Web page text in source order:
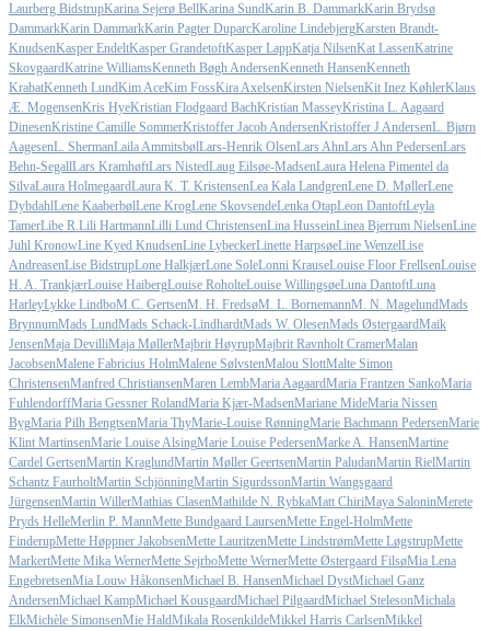
Laurberg BidstrupKarina Sejerø BellKarina SundKarin B. DammarkKarin Brydsø
DammarkKarin DammarkKarin Pagter DuparcKaroline LindebjergKarsten Brandt-
KnudsenKasper EndeltKasper GrandetoftKasper LappKatja NilsenKat LassenKatrine
SkovgaardKatrine WilliamsKenneth Bøgh AndersenKenneth HansenKenneth
KrabatKenneth LundKim AceKim FossKira AxelsenKirsten NielsenKit Inez KøhlerKlaus
Æ. MogensenKris HyeKristian Flodgaard BachKristian MasseyKristina L. Aagaard
DinesenKristine Camille SommerKristoffer Jacob AndersenKristoffer J AndersenL. Bjørn
AagesenL. ShermanLaila AmmitsbølLars-Henrik OlsenLars AhnLars Ahn PedersenLars
Behn-SegallLars KramhøftLars NistedLaug Eilsøe-MadsenLaura Helena Pimentel da
SilvaLaura HolmegaardLaura K. T. KristensenLea Kala LandgrenLene D. MøllerLene
DybdahlLene KaaberbølLene KrogLene SkovsendeLenka OtapLeon DantoftLeyla
TamerLibe R.Lili HartmannLilli Lund ChristensenLina HusseinLinea Bjerrum NielsenLine
Juhl KronowLine Kyed KnudsenLine LybeckerLinette HarpsøeLine WenzelLise
AndreasenLise BidstrupLone HalkjærLone SoleLonni KrauseLouise Floor FrellsenLouise
H. A. TrankjærLouise HaibergLouise RoholteLouise WillingsøeLuna DantoftLuna
HarleyLykke LindboM.C. GertsenM. H. FredsøM. L. BornemannM. N. MagelundMads
BrynnumMads LundMads Schack-LindhardtMads W. OlesenMads ØstergaardMaik
JensenMaja DevilliMaja MøllerMajbrit HøyrupMajbrit Ravnholt CramerMalan
JacobsenMalene Fabricius HolmMalene SølvstenMalou SlottMalte Simon
ChristensenManfred ChristiansenMaren LembMaria AagaardMaria Frantzen SankoMaria
FuhlendorffMaria Gessner RolandMaria Kjær-MadsenMariane MideMaria Nissen
BygMaria Pilh BengtsenMaria ThyMarie-Louise RønningMarie Bachmann PedersenMarie
Klint MartinsenMarie Louise AlsingMarie Louise PedersenMarke A. HansenMartine
Cardel GertsenMartin KraglundMartin Møller GeertsenMartin PaludanMartin RielMartin
Schantz FaurholtMartin SchjönningMartin SigurdssonMartin Wangsgaard
JürgensenMartin WillerMathias ClasenMathilde N. RybkaMatt ChiriMaya SaloninMerete
Pryds HelleMerlin P. MannMette Bundgaard LaursenMette Engel-HolmMette
FinderupMette Høppner JakobsenMette LauritzenMette LindstrømMette LøgstrupMette
MarkertMette Mika WernerMette SejrboMette WernerMette Østergaard FilsøMia Lena
EngebretsenMia Louw HåkonsenMichael B. HansenMichael DystMichael Ganz
AndersenMichael KampMichael KousgaardMichael PilgaardMichael StelesonMichala
ElkMichèle SimonsenMie HaldMikala RosenkildeMikkel Harris CarlsenMikkel